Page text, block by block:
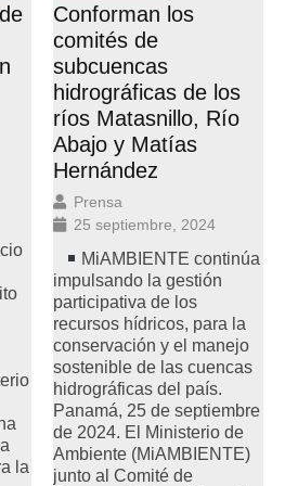
la
Conforman los
comités de
subcuencas
hidrográficas de los
ríos Matasnillo, Río
Abajo y Matías
Hernández
Prensa
25 septiembre, 2024
MiAMBIENTE continúa
impulsando la gestión
participativa de los
recursos hídricos, para la
conservación y el manejo
sostenible de las cuencas
hidrográficas del país.
Panamá, 25 de septiembre
de 2024. El Ministerio de
Ambiente (MiAMBIENTE)
junto al Comité de